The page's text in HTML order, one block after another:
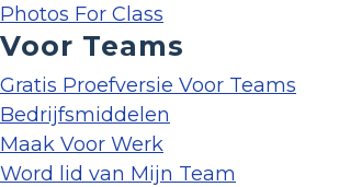
Photos For Class
Voor Teams
Gratis Proefversie Voor Teams
Bedrijfsmiddelen
Maak Voor Werk
Word lid van Mijn Team